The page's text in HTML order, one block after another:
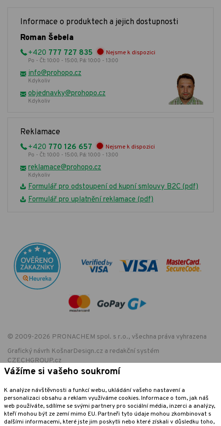
Informace o produktech a jejich dostupnosti
Roman Šebela
+420 777 727 835 Nejsme k dispozici
Po - Čt: 10:00 - 15:00, Pá: 10:00 - 13:00
info@prohopo.cz
Kdykoliv
objednavky@prohopo.cz
Kdykoliv
Reklamace
+420 770 126 657 Nejsme k dispozici
Po - Čt: 10:00 - 15:00, Pá: 10:00 - 13:00
reklamace@prohopo.cz
Kdykoliv
Formulář pro odstoupení od kupní smlouvy B2C (pdf)
Formulář pro uplatnění reklamace (pdf)
© 2009-2026 PRONACHEM spol. s r.o., všechna práva vyhrazena
Grafický návrh KošnarDesign.cz a redakční systém
CZECHGROUP.cz
EET - označení provozovny:
Podle zákona o evidenci tržeb je prodávající povinen vystavit kupujícímu
účtenku. Zároveň je povinen zaevidovat přijatou tržbu u správce daně
online; v případě technického výpadku pak nejpozději do 48 hodin.
Vážíme si vašeho soukromí
K analýze návštěvnosti a funkcí webu, ukládání vašeho nastavení a
personalizaci obsahu a reklam využíváme cookies. Informace o tom, jak náš
web používáte, sdílíme se svými partnery pro sociální média, inzerci a analýzy,
kteří mohou být ze zemí mimo EU. Partneři tyto údaje mohou zkombinovat s
dalšími informacemi, které jste jim poskytli nebo které získali v důsledku toho,